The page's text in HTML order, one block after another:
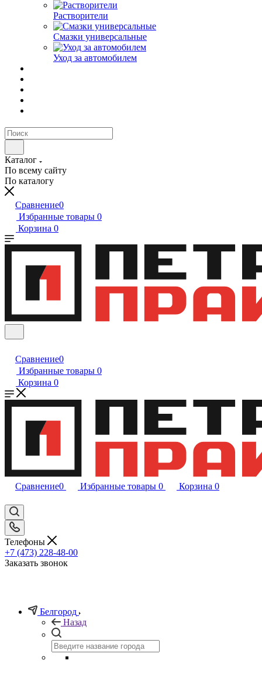
Растворители
Смазки универсальные
Уход за автомобилем
Каталог
По всему сайту
По каталогу
Сравнение0
Избранные товары 0
Корзина 0
Сравнение0
Избранные товары 0
Корзина 0
Сравнение0 Избранные товары 0 Корзина 0
Телефоны
+7 (473) 228-48-00
Заказать звонок
Белгород
Назад